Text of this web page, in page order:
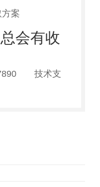
案
会有收
7890 技术支